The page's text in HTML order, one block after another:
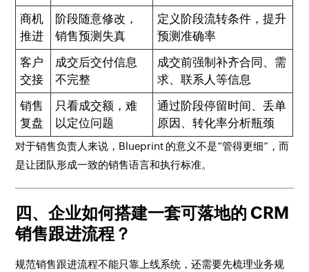
商机
推进
阶段随意修改，
销售预测失真
定义阶段流转条件，提升
预测准确率
客户
交接
成交后交付信息
不完整
成交前强制补齐合同、需
求、联系人等信息
销售
复盘
只看成交额，难
以定位问题
通过阶段停留时间、丢单
原因、转化率分析瓶颈
对于销售负责人来说，Blueprint 的意义不是“管得更细”，而
是让团队形成一致的销售语言和执行标准。
四、企业如何搭建一套可落地的 CRM
销售跟进流程？
规范销售跟进流程不能只靠上线系统，还需要先梳理业务规